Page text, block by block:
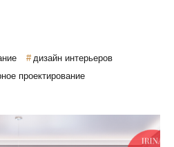
дизайн интерьеров
проектирование